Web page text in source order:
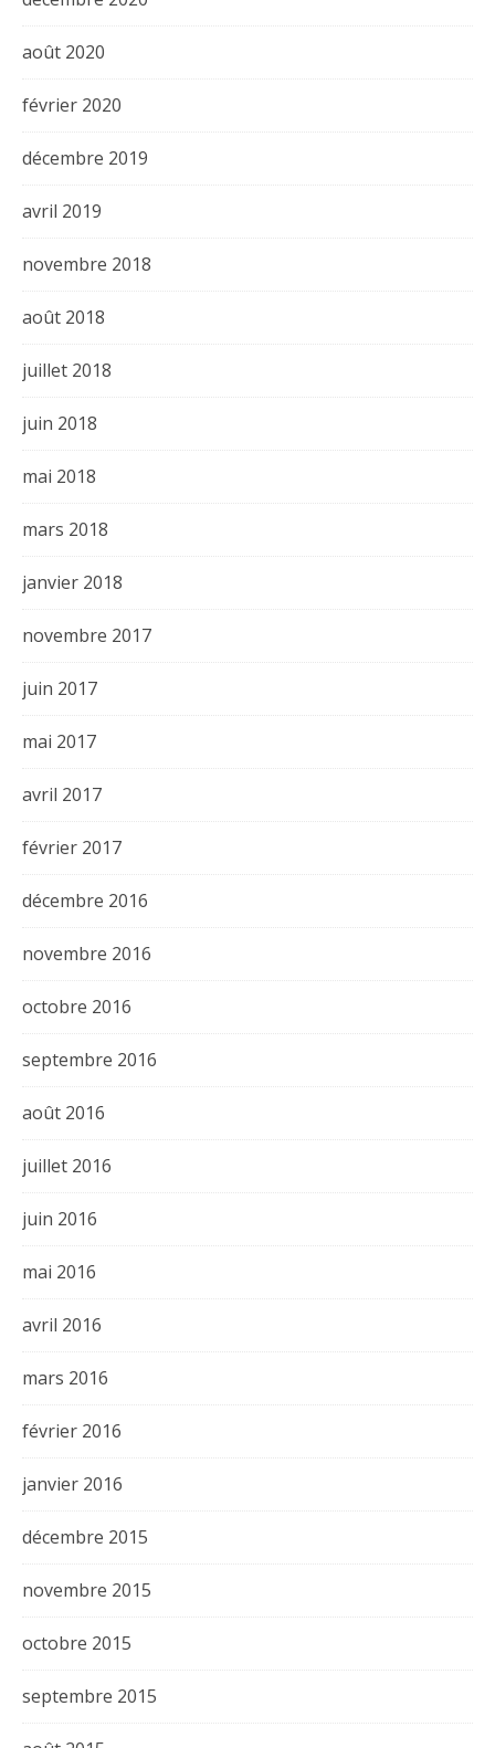
août 2020
février 2020
décembre 2019
avril 2019
novembre 2018
août 2018
juillet 2018
juin 2018
mai 2018
mars 2018
janvier 2018
novembre 2017
juin 2017
mai 2017
avril 2017
février 2017
décembre 2016
novembre 2016
octobre 2016
septembre 2016
août 2016
juillet 2016
juin 2016
mai 2016
avril 2016
mars 2016
février 2016
janvier 2016
décembre 2015
novembre 2015
octobre 2015
septembre 2015